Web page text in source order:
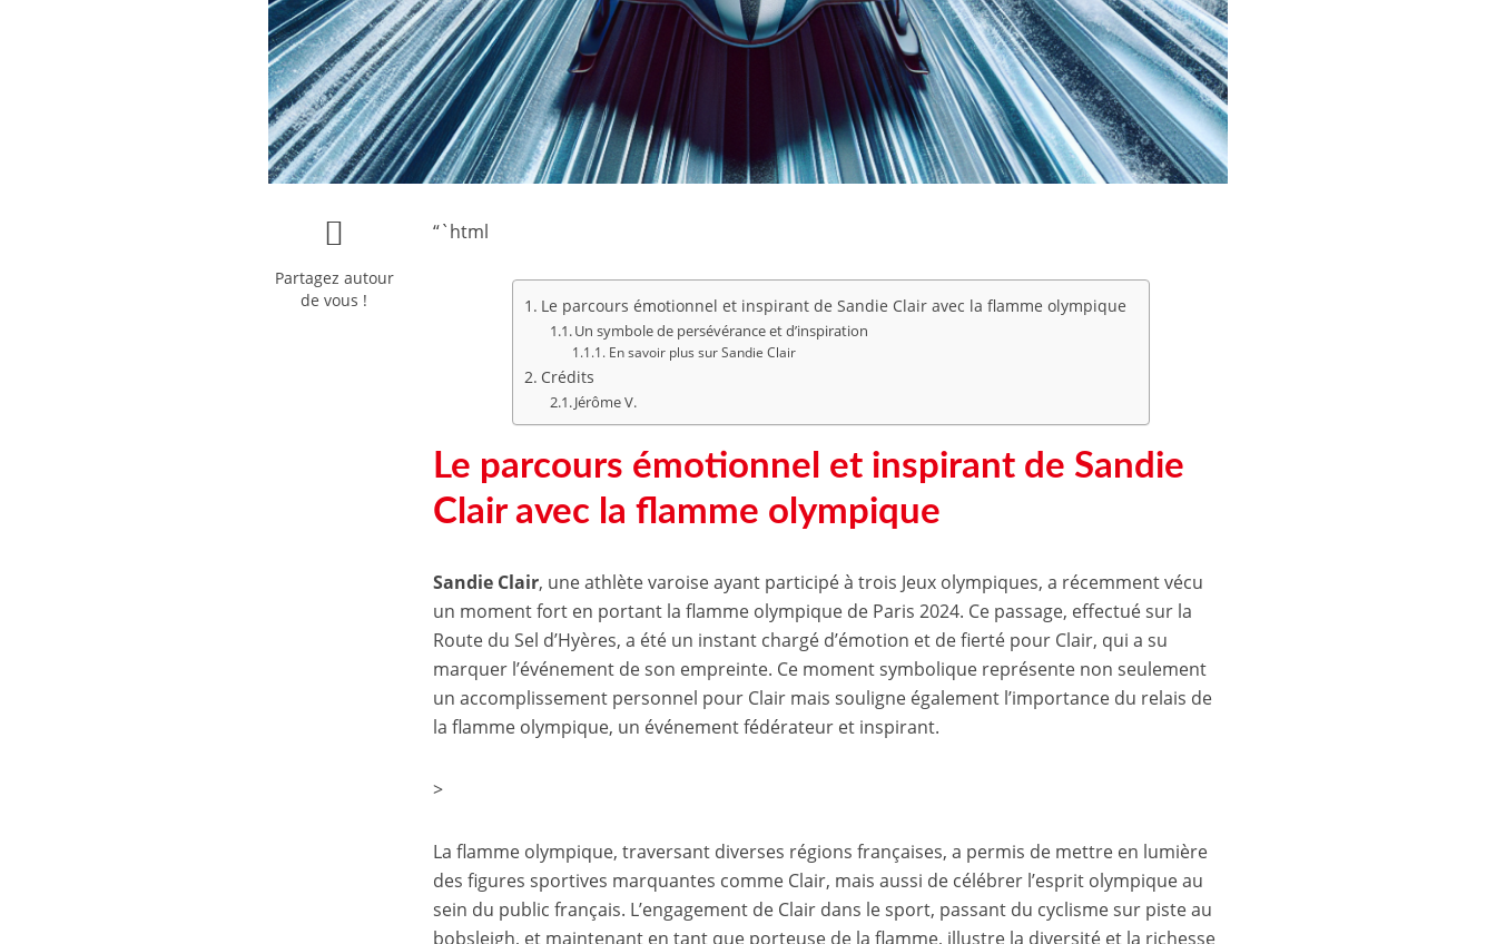
Partagez autour
de vous !
“`html
Le parcours émotionnel et inspirant de Sandie Clair avec la flamme olympique
Un symbole de persévérance et d’inspiration
En savoir plus sur Sandie Clair
Crédits
Jérôme V.
Le parcours émotionnel et inspirant de Sandie
Clair avec la flamme olympique
Sandie Clair, une athlète varoise ayant participé à trois Jeux olympiques, a récemment vécu
un moment fort en portant la flamme olympique de Paris 2024. Ce passage, effectué sur la
Route du Sel d’Hyères, a été un instant chargé d’émotion et de fierté pour Clair, qui a su
marquer l’événement de son empreinte. Ce moment symbolique représente non seulement
un accomplissement personnel pour Clair mais souligne également l’importance du relais de
la flamme olympique, un événement fédérateur et inspirant.
>
La flamme olympique, traversant diverses régions françaises, a permis de mettre en lumière
des figures sportives marquantes comme Clair, mais aussi de célébrer l’esprit olympique au
sein du public français. L’engagement de Clair dans le sport, passant du cyclisme sur piste au
bobsleigh, et maintenant en tant que porteuse de la flamme, illustre la diversité et la richesse